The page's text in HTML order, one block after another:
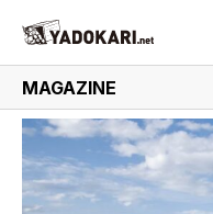
商品検索
MAGAZINE
#旅好き